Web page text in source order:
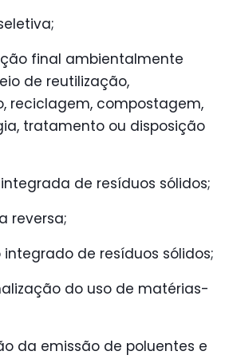
final ambientalmente
de reutilização,
reciclagem, compostagem,
tratamento ou disposição
de resíduos sólidos;
reversa;
de resíduos sólidos;
do uso de matérias-
da emissão de poluentes e